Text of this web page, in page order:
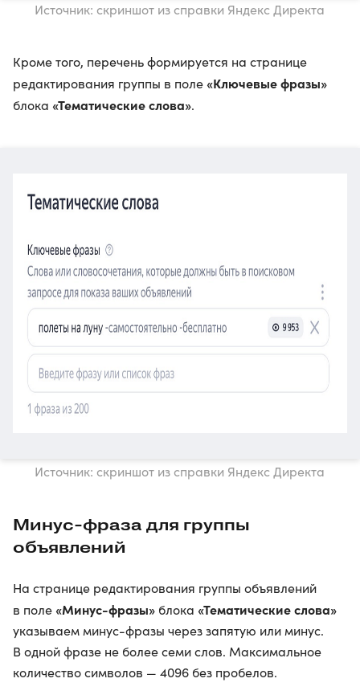
Источник: скриншот из справки Яндекс Директа
Кроме того, перечень формируется на странице
редактирования группы в поле«Ключевые фразы»
блока «Тематические слова».
Источник: скриншот из справки Яндекс Директа
Минус-фраза для группы
объявлений
На странице редактирования группы объявлений
в поле«Минус-фразы» блока «Тематические слова»
указываем минус-фразы через запятую или минус.
В одной фразе не более семи слов. Максимальное
количество символов — 4096 без пробелов.